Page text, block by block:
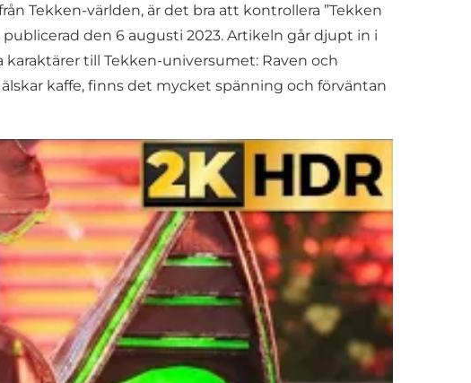
Tekken-världen, är det bra att kontrollera ”Tekken
publicerad den 6 augusti 2023. Artikeln går djupt in i
karaktärer till Tekken-universumet: Raven och
kaffe, finns det mycket spänning och förväntan